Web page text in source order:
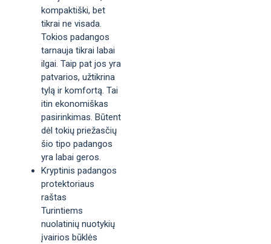
kompaktiški, bet
tikrai ne visada.
Tokios padangos
tarnauja tikrai labai
ilgai. Taip pat jos yra
patvarios, užtikrina
tylą ir komfortą. Tai
itin ekonomiškas
pasirinkimas. Būtent
dėl tokių priežasčių
šio tipo padangos
yra labai geros.
Kryptinis padangos
protektoriaus
raštas
Turintiems
nuolatinių nuotykių
įvairios būklės